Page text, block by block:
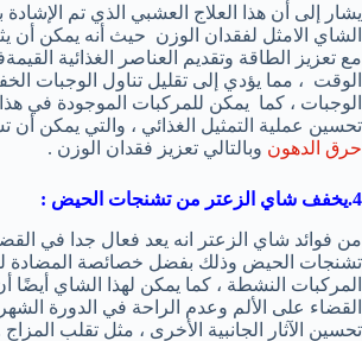
يشار إلى أن هذا العلاج العشبي الذي تم الإشادة
الشاي الامثل لفقدان الوزن حيث أنه يمكن أن
مع تعزيز الطاقة وتقديم العناصر الغذائية
الوقت ، مما يؤدي إلى تقليل تناول الوجبات
الوجبات ، كما يمكن للمركبات الموجودة في
تحسين عملية التمثيل الغذائي ، والتي يمكن أن
حرق الدهون وبالتالي تعزيز فقدان الوزن .
4.يخفف شاي الزعتر من تشنجات الحيض :
من فوائد شاي الزعتر انه يعد فعال جدا في
تشنجات الحيض وذلك بفضل خصائصة المضادة
المركبات النشطة ، كما يمكن لهذا الشاي أيضًا
القضاء على الألم وعدم الراحة في الدورة
تحسين الآثار الجانبية الأخرى ، مثل تقلب المزاج